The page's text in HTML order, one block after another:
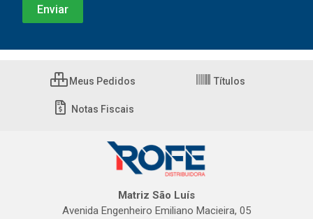
Meus Pedidos Títulos
Notas Fiscais
Matriz São Luís
Avenida Engenheiro Emiliano Macieira, 05